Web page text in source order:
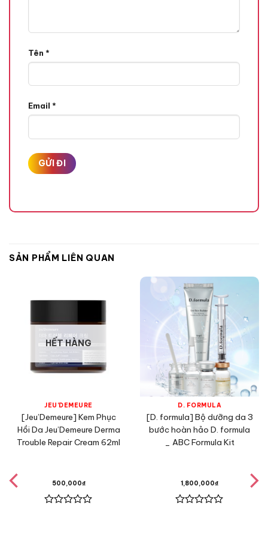
Tên *
Email *
SẢN PHẨM LIÊN QUAN
HẾT HÀNG
JEU'DEMEURE
[Jeu’Demeure] Kem Phục
Hồi Da Jeu’Demeure Derma
Trouble Repair Cream 62ml
500,000₫
D. FORMULA
[D. formula] Bộ dưỡng da 3
bước hoàn hảo D. formula
_ ABC Formula Kit
1,800,000₫